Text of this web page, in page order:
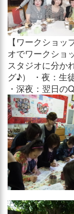
【ワークショ
オでワークショ
スタジオに分か
グ♪） ・夜：生
・深夜：翌日の